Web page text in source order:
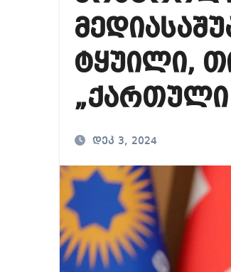
ნია
ტყუილი,
„ქართული
დეკ 3, 2024